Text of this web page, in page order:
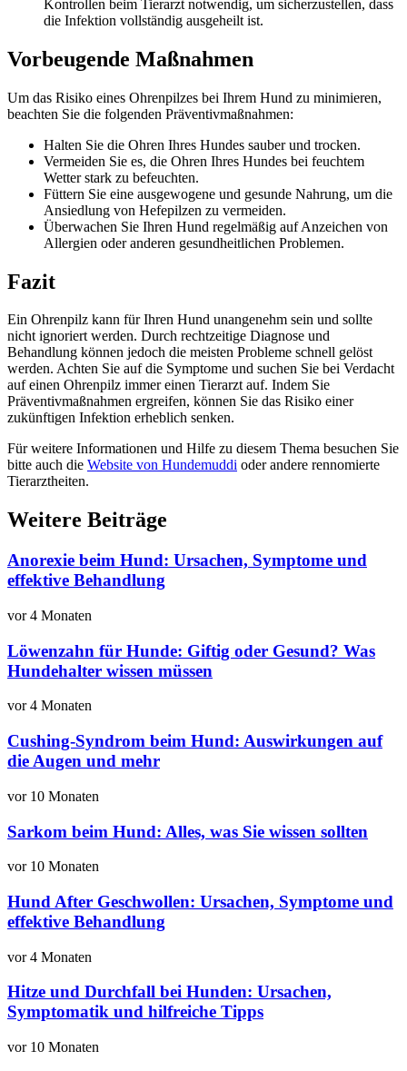
Kontrollen beim Tierarzt notwendig, um sicherzustellen, dass
die Infektion vollständig ausgeheilt ist.
Vorbeugende Maßnahmen
Um das Risiko eines Ohrenpilzes bei Ihrem Hund zu minimieren,
beachten Sie die folgenden Präventivmaßnahmen:
Halten Sie die Ohren Ihres Hundes sauber und trocken.
Vermeiden Sie es, die Ohren Ihres Hundes bei feuchtem
Wetter stark zu befeuchten.
Füttern Sie eine ausgewogene und gesunde Nahrung, um die
Ansiedlung von Hefepilzen zu vermeiden.
Überwachen Sie Ihren Hund regelmäßig auf Anzeichen von
Allergien oder anderen gesundheitlichen Problemen.
Fazit
Ein Ohrenpilz kann für Ihren Hund unangenehm sein und sollte
nicht ignoriert werden. Durch rechtzeitige Diagnose und
Behandlung können jedoch die meisten Probleme schnell gelöst
werden. Achten Sie auf die Symptome und suchen Sie bei Verdacht
auf einen Ohrenpilz immer einen Tierarzt auf. Indem Sie
Präventivmaßnahmen ergreifen, können Sie das Risiko einer
zukünftigen Infektion erheblich senken.
Für weitere Informationen und Hilfe zu diesem Thema besuchen Sie
bitte auch die Website von Hundemuddi oder andere rennomierte
Tierarztheiten.
Weitere Beiträge
Anorexie beim Hund: Ursachen, Symptome und
effektive Behandlung
vor 4 Monaten
Löwenzahn für Hunde: Giftig oder Gesund? Was
Hundehalter wissen müssen
vor 4 Monaten
Cushing-Syndrom beim Hund: Auswirkungen auf
die Augen und mehr
vor 10 Monaten
Sarkom beim Hund: Alles, was Sie wissen sollten
vor 10 Monaten
Hund After Geschwollen: Ursachen, Symptome und
effektive Behandlung
vor 4 Monaten
Hitze und Durchfall bei Hunden: Ursachen,
Symptomatik und hilfreiche Tipps
vor 10 Monaten